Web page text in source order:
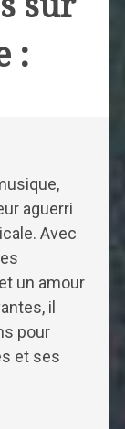
:
aguerri
Avec
un amour
il
pour
et ses